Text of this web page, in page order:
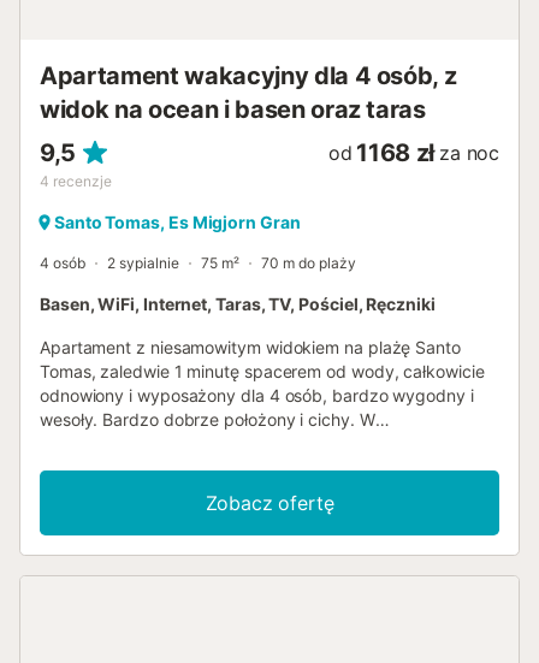
Apartament wakacyjny dla 4 osób, z
widok na ocean i basen oraz taras
9,5
4 recenzje
od 1168 zł za noc
Santo Tomas, Es Migjorn Gran
4 osób 2 sypialnie 75 m² 70 m do plaży
Basen, WiFi, Internet, Taras, TV, Pościel, Ręczniki
Apartament z niesamowitym widokiem na plażę Santo
Tomas, zaledwie 1 minutę spacerem od wody, całkowicie
odnowiony i wyposażony dla 4 osób, bardzo wygodny i
wesoły. Bardzo dobrze położony i cichy. W
widokiem na morze, dużym balkonem i basenem.
Supermarket, bar, restauracja, lodziarnia, w pobliżu, 25 m
od pięknej piaszczystej plaży. Ten piękny apartament
wyposażony jest w wentylatory sufitowe w dwóch
Zobacz ofertę